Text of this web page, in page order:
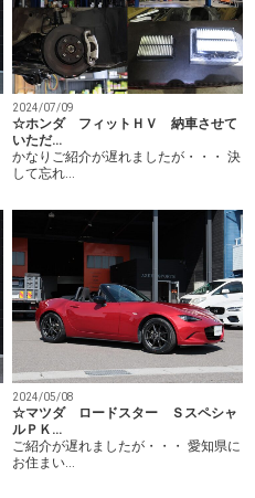
2024/07/09
☆ホンダ フィットＨＶ 納車させて
いただ…
かなりご紹介が遅れましたが・・・ 決
して忘れ…
2024/05/08
☆マツダ ロードスター Ｓスペシャ
ルＰＫ…
ご紹介が遅れましたが・・・ 愛知県に
お住まい…